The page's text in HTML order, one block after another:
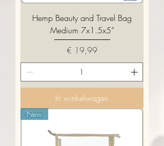
Hemp Beauty and Travel Bag
Medium 7x1.5x5”
Prijs
€ 19,99
In winkelwagen
New